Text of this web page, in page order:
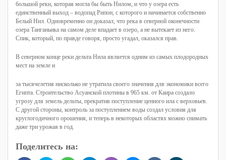
большой реки, которая могла бы быть Нилом, и что у озера есть
единственный выход – водопад Рипон, с которого и начинается собственно
Белый Нил. Одновременно он доказал, что река в северной оконечности
озера Танганьика на самом деле впадает в озеро, а не вытекает из него.
Спик, который, по правде говоря, просто угадал, оказался прав.
В северном конце реки дельта Нила является одним из самых плодородных
мест на земле и
за тысячелетия нисколько не утратила своего значения для экономики всего
Египта. Строительство Асуанской плотины в 965 км. от Каира создало
угрозу для земель дельты, прекратив поступление ценного ила с верховьев.
С другой стороны, контроль за поступлением воды создал условия для
круглогодичного орошения, и теперь в некоторых областях можно снимать
даже три урожая в год.
Поделитесь на: